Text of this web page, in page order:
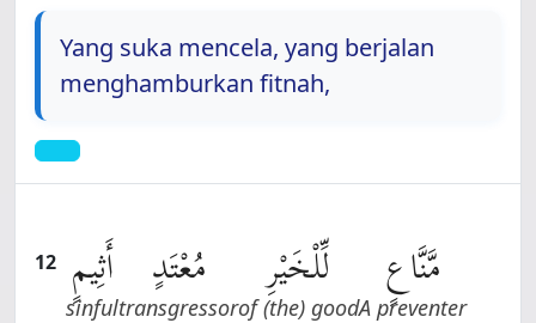
Yang suka mencela, yang berjalan
menghamburkan fitnah,
12 مَّنَّاعٍ
A preventer
لِّلْخَيْرِ
of (the) good
مُعْتَدٍ
transgressor
أَثِيمٍ
sinful